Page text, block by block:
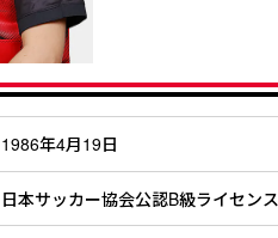
1986年4月19日
日本サッカー協会公認B級ライセンス